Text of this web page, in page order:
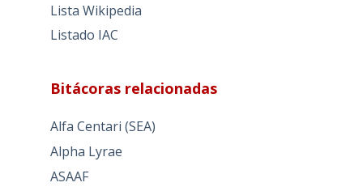
Lista Wikipedia
Listado IAC
Bitácoras relacionadas
Alfa Centari (SEA)
Alpha Lyrae
ASAAF